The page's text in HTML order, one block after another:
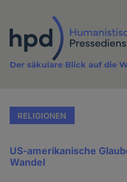
Inhalt
Der säkulare Blick auf die
RELIGIONEN
US-amerikanische
Wandel